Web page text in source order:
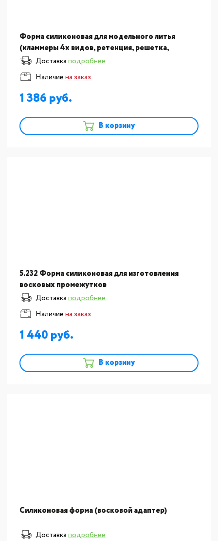
Форма силиконовая для модельного литья
(кламмеры 4х видов, ретенция, решетка,
бюгель) 5.232-2
Доставкаподробнее
Наличиена заказ
1 386
В корзину
5.232 Форма силиконовая для изготовления
восковых промежутков
Доставкаподробнее
Наличиена заказ
1 440
В корзину
Силиконовая форма (восковой адаптер)
Доставкаподробнее